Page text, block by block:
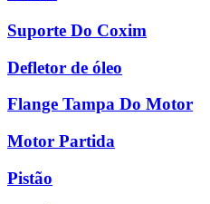
Suporte Do Coxim
Defletor de óleo
Flange Tampa Do Motor
Motor Partida
Pistão